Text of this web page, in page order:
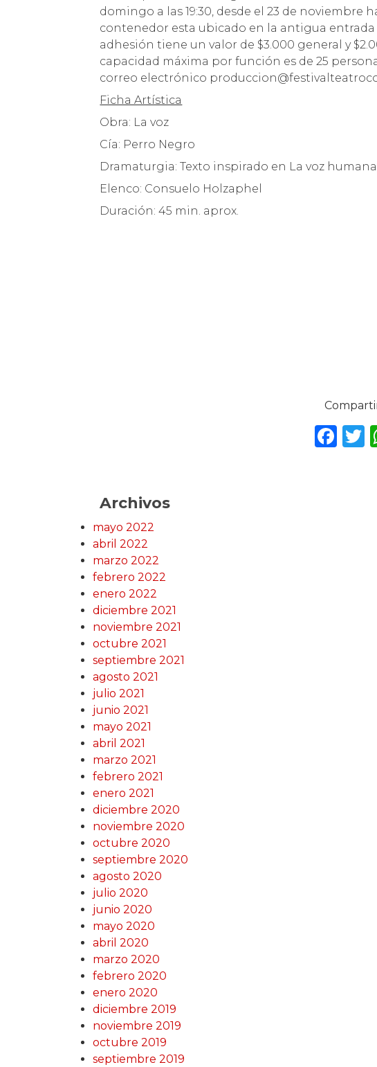
domingo a las 19:30, desde el 23 de noviembre
contenedor esta ubicado en la antigua entrada
adhesión tiene un valor de $3.000 general y
capacidad máxima por función es de 25
correo electrónico
Ficha Artística
Obra: La voz
Cía: Perro Negro
Dramaturgia: Texto inspirado en La voz
Elenco: Consuelo Holzaphel
Duración: 45 min. aprox.
F
Archivos
mayo 2022
abril 2022
marzo 2022
febrero 2022
enero 2022
diciembre 2021
noviembre 2021
octubre 2021
septiembre 2021
agosto 2021
julio 2021
junio 2021
mayo 2021
abril 2021
marzo 2021
febrero 2021
enero 2021
diciembre 2020
noviembre 2020
octubre 2020
septiembre 2020
agosto 2020
julio 2020
junio 2020
mayo 2020
abril 2020
marzo 2020
febrero 2020
enero 2020
diciembre 2019
noviembre 2019
octubre 2019
septiembre 2019